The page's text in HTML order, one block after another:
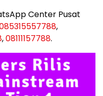
Center Pusat
,
,08111157788.